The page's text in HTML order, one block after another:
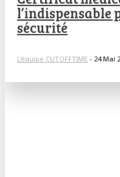
l’indispensable
sécurité
L'équipe CUTOFFTIME - 24 Mai